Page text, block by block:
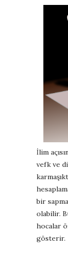
İlim
vefk ve
bir
olabilir.
hocalar
gösterir.